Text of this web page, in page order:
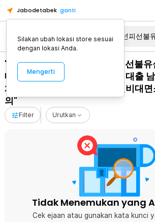
Jabodetabek ganti
"탤ㄹㅔ상담 banonpi 바넌피선불유
대폰테크소액내구제 소액단기대출
체자비대면소액급전대출 안전비대
의"
Filter Urutkan
Tidak Menemukan yang
Cek ejaan atau gunakan kata kunci
Silakan ubah lokasi store sesuai
dengan lokasi Anda.
Mengerti